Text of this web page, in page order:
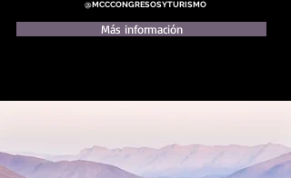
@MCCCONGRESOSYTURISMO
Más información